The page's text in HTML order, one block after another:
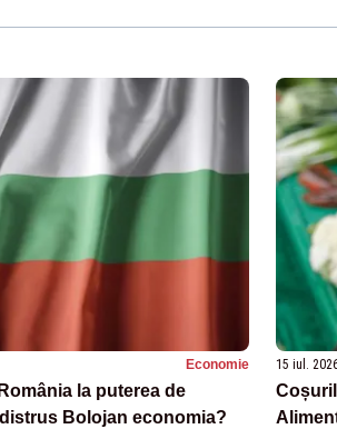
Economie
la puterea de
Bolojan economia?
15 iul.